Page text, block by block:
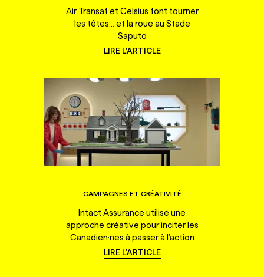
Air Transat et Celsius font tourner
les têtes... et la roue au Stade
Saputo
LIRE L'ARTICLE
CAMPAGNES ET CRÉATIVITÉ
Intact Assurance utilise une
approche créative pour inciter les
Canadien·nes à passer à l'action
LIRE L'ARTICLE